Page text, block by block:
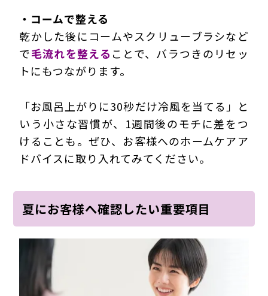
・コームで整える
乾かした後にコームやスクリューブラシなど
で毛流れを整える ことで、バラつきのリセッ
トにもつながります。
「お風呂上がりに30秒だけ冷風を当てる」と
いう小さな習慣が、1週間後のモチに差をつ
けることも。ぜひ、お客様へのホームケアア
ドバイスに取り入れてみてください。
夏にお客様へ確認したい重要項目